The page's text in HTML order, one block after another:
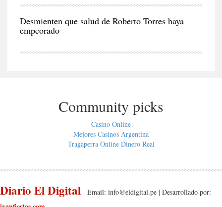
Desmienten que salud de Roberto Torres haya
empeorado
Community picks
Casino Online
Mejores Casinos Argentina
Tragaperra Online Dinero Real
Diario El Digital Email: info@eldigital.pe | Desarrollado por: